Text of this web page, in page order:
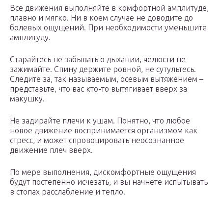
Все движения выполняйте в комфортной амплитуде,
плавно и мягко. Ни в коем случае не доводите до
болевых ощущений. При необходимости уменьшите
амплитуду.
Старайтесь не забывать о дыхании, челюсти не
зажимайте. Спину держите ровной, не сутультесь.
Следите за, так называемым, осевым вытяжением –
представьте, что вас кто-то вытягивает вверх за
макушку.
Не задирайте плечи к ушам. Понятно, что любое
новое движение воспринимается организмом как
стресс, и может спровоцировать неосознанное
движение плеч вверх.
По мере выполнения, дискомфортные ощущения
будут постепенно исчезать, и вы начнете испытывать
в стопах расслабление и тепло.